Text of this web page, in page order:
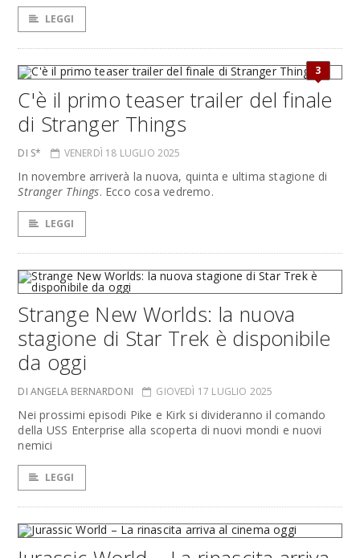
LEGGI
3
C'è il primo teaser trailer del finale
di Stranger Things
DI S* VENERDÌ 18 LUGLIO 2025
In novembre arriverà la nuova, quinta e ultima stagione di
Stranger Things. Ecco cosa vedremo.
LEGGI
Strange New Worlds: la nuova
stagione di Star Trek è disponibile
da oggi
DI ANGELA BERNARDONI GIOVEDÌ 17 LUGLIO 2025
Nei prossimi episodi Pike e Kirk si divideranno il comando
della USS Enterprise alla scoperta di nuovi mondi e nuovi
nemici
LEGGI